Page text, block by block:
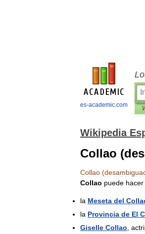
es-academic.com
Wikipedia
Collao
Collao (
Collao puede hacer
la Meseta del
la Provincia de El
Giselle Collao